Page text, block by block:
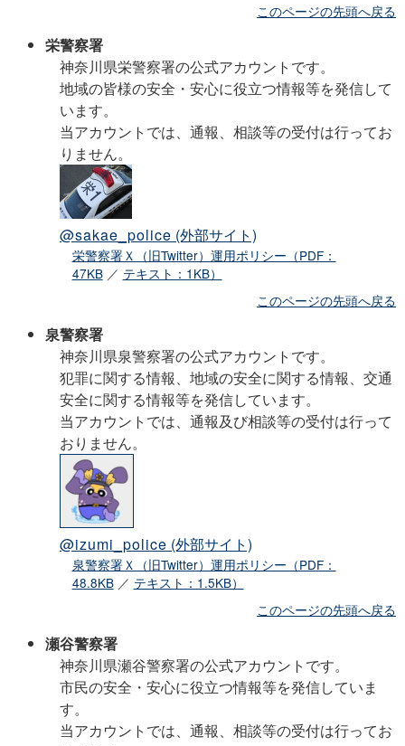
このページの先頭へ戻る
栄警察署
神奈川県栄警察署の公式アカウントです。
地域の皆様の安全・安心に役立つ情報等を発信して
います。
当アカウントでは、通報、相談等の受付は行ってお
りません。
@sakae_police (外部サイト)
栄警察署Ｘ（旧Twitter）運用ポリシー（PDF：
47KB／ テキスト：1KB）
このページの先頭へ戻る
泉警察署
神奈川県泉警察署の公式アカウントです。
犯罪に関する情報、地域の安全に関する情報、交通
安全に関する情報等を発信しています。
当アカウントでは、通報及び相談等の受付は行って
おりません。
@izumi_police (外部サイト)
泉警察署Ｘ（旧Twitter）運用ポリシー（PDF：
48.8KB／ テキスト：1.5KB）
このページの先頭へ戻る
瀬谷警察署
神奈川県瀬谷警察署の公式アカウントです。
市民の安全・安心に役立つ情報等を発信していま
す。
当アカウントでは、通報、相談等の受付は行ってお